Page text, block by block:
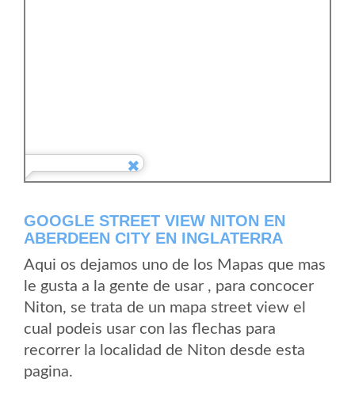
GOOGLE STREET VIEW NITON EN
ABERDEEN CITY EN INGLATERRA
Aqui os dejamos uno de los Mapas que mas
le gusta a la gente de usar , para concocer
Niton, se trata de un mapa street view el
cual podeis usar con las flechas para
recorrer la localidad de Niton desde esta
pagina.